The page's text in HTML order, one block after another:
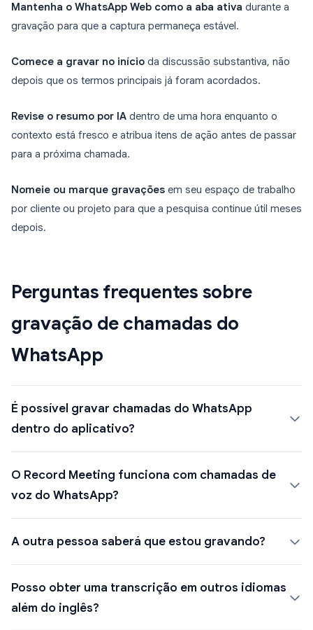
Mantenha o WhatsApp Web como a aba ativa durante a
gravação para que a captura permaneça estável.
Comece a gravar no início da discussão substantiva, não
depois que os termos principais já foram acordados.
Revise o resumo por IA dentro de uma hora enquanto o
contexto está fresco e atribua itens de ação antes de passar
para a próxima chamada.
Nomeie ou marque gravações em seu espaço de trabalho
por cliente ou projeto para que a pesquisa continue útil meses
depois.
Perguntas frequentes sobre
gravação de chamadas do
WhatsApp
É possível gravar chamadas do WhatsApp
dentro do aplicativo?
O Record Meeting funciona com chamadas de
voz do WhatsApp?
A outra pessoa saberá que estou gravando?
Posso obter uma transcrição em outros idiomas
além do inglês?